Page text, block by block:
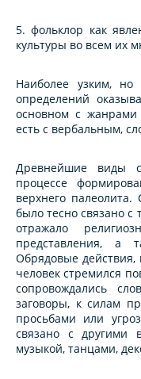
5. фольклор как
культуры во всем их
Наиболее узким,
определений
основном с жанрами
есть с вербальным,
Древнейшие виды
процессе
верхнего палеолита.
было тесно связано с
отражало
представления, а
Обрядовые действия,
человек стремился
сопровождались
заговоры, к силам
просьбами или
связано с другими
музыкой, танцами,